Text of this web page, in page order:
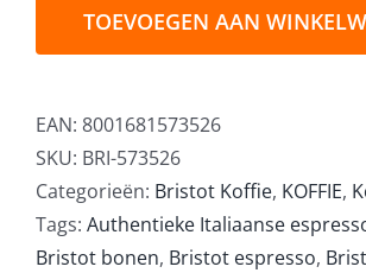
koffiebonen
aantal
TOEVOEGEN AAN
EAN: 8001681573526
SKU: BRI-573526
Categorieën: Bristot Koffie, KOFFIE,
Tags: Authentieke Italiaanse
Bristot bonen, Bristot espresso,